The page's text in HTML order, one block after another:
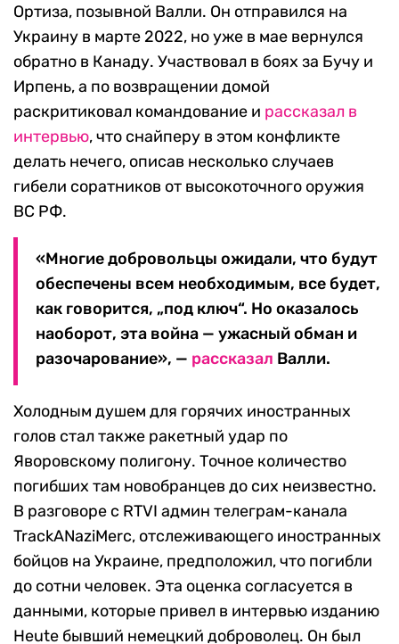
Ортиза, позывной Валли. Он отправился на
Украину в марте 2022, но уже в мае вернулся
обратно в Канаду. Участвовал в боях за Бучу и
Ирпень, а по возвращении домой
раскритиковал командование и рассказал в
интервью, что снайперу в этом конфликте
делать нечего, описав несколько случаев
гибели соратников от высокоточного оружия
ВС РФ.
«Многие добровольцы ожидали, что будут
обеспечены всем необходимым, все будет,
как говорится, „под ключ“. Но оказалось
наоборот, эта война — ужасный обман и
разочарование», — рассказал Валли.
Холодным душем для горячих иностранных
голов стал также ракетный удар по
Яворовскому полигону. Точное количество
погибших там новобранцев до сих неизвестно.
В разговоре с RTVI админ телеграм-канала
TrackANaziMerc, отслеживающего иностранных
бойцов на Украине, предположил, что погибли
до сотни человек. Эта оценка согласуется в
данными, которые привел в интервью изданию
Heute бывший немецкий доброволец. Он был